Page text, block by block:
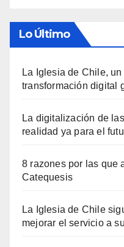
Lo Último
La Iglesia de Chile,
transformación digital
La digitalización de
realidad ya para el
8 razones por las que
Catequesis
La Iglesia de Chile
mejorar el servicio a